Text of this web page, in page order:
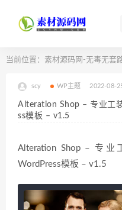
当前位置： 素材源码网-无毒无套
scy WP主题 2022-08-
Alteration Shop – 专业工
ss模板 – v1.5
Alteration Shop – 专
WordPress模板 – v1.5